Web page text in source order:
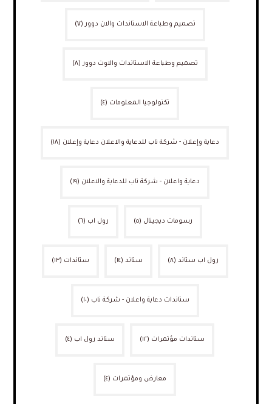
تصميم وطباعة الاستاندات والان دوور (٧)
تصميم وطباعة الاستاندات والاوت دوور (٨)
تكنولوجيا المعلومات (٤)
دعاية وإعلان - شركة ناب للدعاية والاعلان دعاية وإعلان (١٨)
دعاية واعلان - شركة ناب للدعاية والاعلان (١٩)
رسومات ديجيتال (٥) رول اب (٦)
رول اب ستاند (٨) ستاند (١٤) ستاندات (١٣)
ستاندات دعاية واعلان - شركة ناب (١٠)
ستاندات مؤتمرات (١٢) ستاند رول اب (٤)
معارض ومؤتمرات (٤)